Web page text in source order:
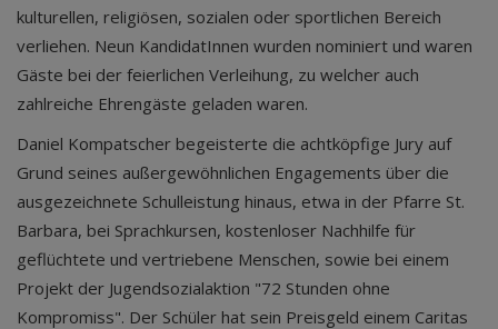
kulturellen, religiösen, sozialen oder sportlichen Bereich
verliehen. Neun KandidatInnen wurden nominiert und waren
Gäste bei der feierlichen Verleihung, zu welcher auch
zahlreiche Ehrengäste geladen waren.
Daniel Kompatscher begeisterte die achtköpfige Jury auf
Grund seines außergewöhnlichen Engagements über die
ausgezeichnete Schulleistung hinaus, etwa in der Pfarre St.
Barbara, bei Sprachkursen, kostenloser Nachhilfe für
geflüchtete und vertriebene Menschen, sowie bei einem
Projekt der Jugendsozialaktion "72 Stunden ohne
Kompromiss". Der Schüler hat sein Preisgeld einem Caritas